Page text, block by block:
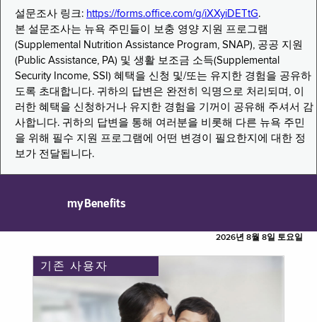
설문조사 링크: https://forms.office.com/g/iXXyiDETtG.
본 설문조사는 뉴욕 주민들이 보충 영양 지원 프로그램
(Supplemental Nutrition Assistance Program, SNAP), 공공 지원
(Public Assistance, PA) 및 생활 보조금 소득(Supplemental
Security Income, SSI) 혜택을 신청 및/또는 유지한 경험을 공유하
도록 초대합니다. 귀하의 답변은 완전히 익명으로 처리되며, 이
러한 혜택을 신청하거나 유지한 경험을 기꺼이 공유해 주셔서 감
사합니다. 귀하의 답변을 통해 여러분을 비롯해 다른 뉴욕 주민
을 위해 필수 지원 프로그램에 어떤 변경이 필요한지에 대한 정
보가 전달됩니다.
myBenefits
2026년 8월 8일 토요일
기존 사용자